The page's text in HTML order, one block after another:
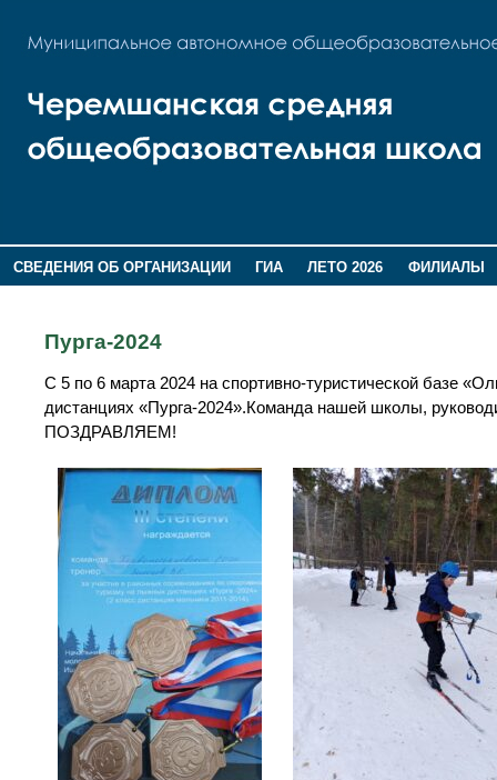
СВЕДЕНИЯ ОБ ОРГАНИЗАЦИИ ГИА ЛЕТО 2026
ФИЛИАЛЫ
Пурга-2024
С 5 по 6 марта 2024 на спортивно-туристической базе
дистанциях «Пурга-2024».Команда нашей школы,
ПОЗДРАВЛЯЕМ!